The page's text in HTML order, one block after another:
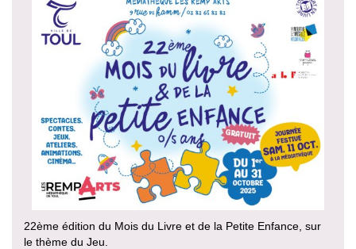
22ème édition du Mois du Livre et de la Petite Enfance, sur
le thème du Jeu.